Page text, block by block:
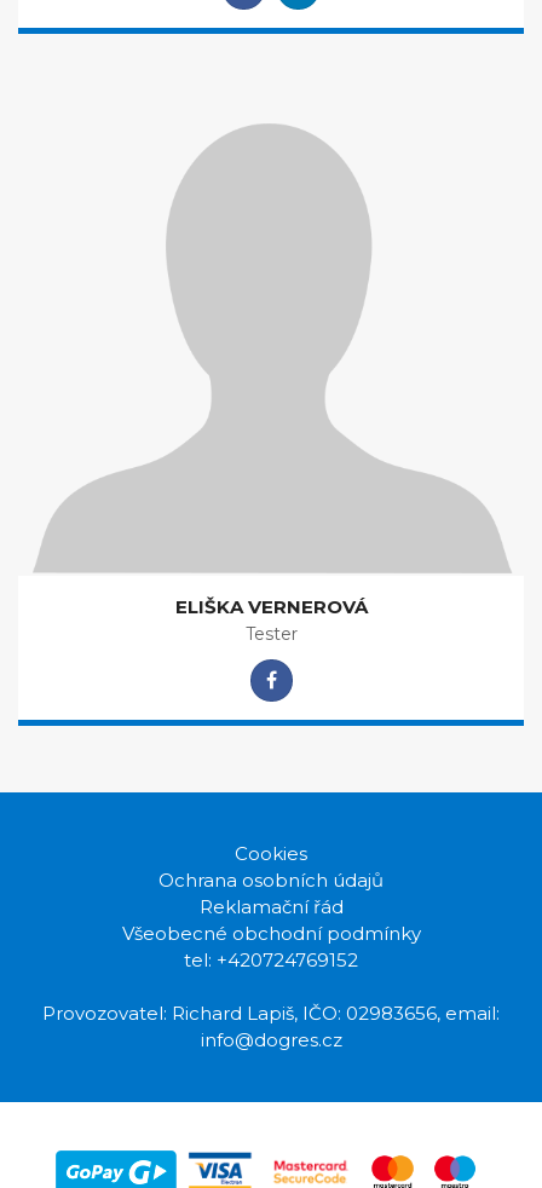
ELIŠKA VERNEROVÁ
Tester
Cookies
Ochrana osobních údajů
Reklamační řád
Všeobecné obchodní podmínky
tel: +420724769152
Provozovatel: Richard Lapiš, IČO: 02983656, email:
info@dogres.cz